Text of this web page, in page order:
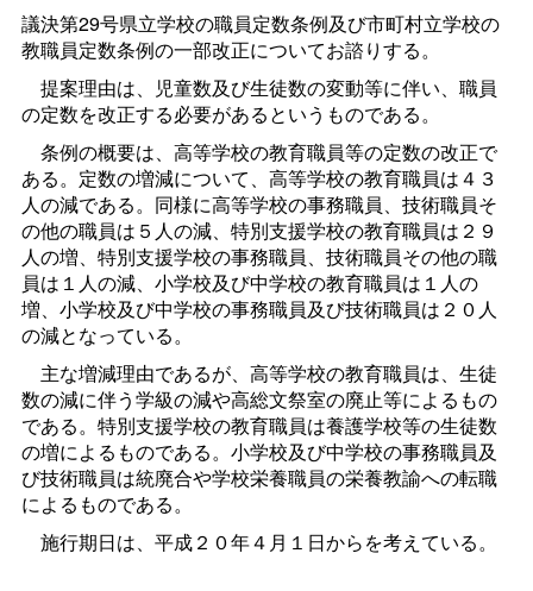
議決第29号県立学校の職員定数条例及び市町村立学校の
教職員定数条例の一部改正についてお諮りする。
提案理由は、児童数及び生徒数の変動等に伴い、職員
の定数を改正する必要があるというものである。
条例の概要は、高等学校の教育職員等の定数の改正で
ある。定数の増減について、高等学校の教育職員は４３
人の減である。同様に高等学校の事務職員、技術職員そ
の他の職員は５人の減、特別支援学校の教育職員は２９
人の増、特別支援学校の事務職員、技術職員その他の職
員は１人の減、小学校及び中学校の教育職員は１人の
増、小学校及び中学校の事務職員及び技術職員は２０人
の減となっている。
主な増減理由であるが、高等学校の教育職員は、生徒
数の減に伴う学級の減や高総文祭室の廃止等によるもの
である。特別支援学校の教育職員は養護学校等の生徒数
の増によるものである。小学校及び中学校の事務職員及
び技術職員は統廃合や学校栄養職員の栄養教諭への転職
によるものである。
施行期日は、平成２０年４月１日からを考えている。